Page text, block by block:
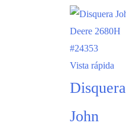
Vista rápida
Disquera
John